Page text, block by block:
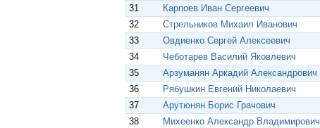
31
Карпоев Иван Сергеевич
32
Стрельников Михаил Иванович
33
Овдиенко Сергей Алексеевич
34
Чеботарев Василий Яковлевич
35
Арзуманян Аркадий Александрович
36
Рябушкин Евгений Николаевич
37
Арутюнян Борис Грачович
38
Михеенко Александр Владимирович